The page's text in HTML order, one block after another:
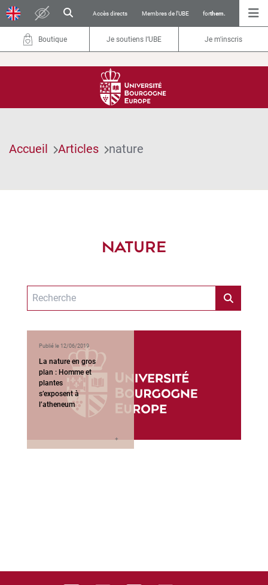
Accès directs Membres de l’UBE forthem.
Boutique Je soutiens l’UBE Je m'inscris
Accueil Articles nature
NATURE
Publié le 12/06/2019
La nature en gros
plan : Homme et
plantes
s’exposent à
l’atheneum